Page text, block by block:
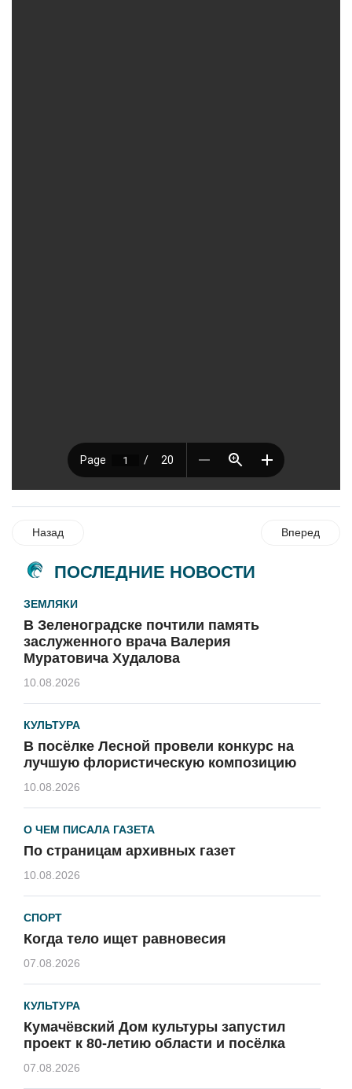
Назад Вперед
ПОСЛЕДНИЕ НОВОСТИ
ЗЕМЛЯКИ
В Зеленоградске почтили память
заслуженного врача Валерия
Муратовича Худалова
10.08.2026
КУЛЬТУРА
В посёлке Лесной провели конкурс на
лучшую флористическую композицию
10.08.2026
О ЧЕМ ПИСАЛА ГАЗЕТА
По страницам архивных газет
10.08.2026
СПОРТ
Когда тело ищет равновесия
07.08.2026
КУЛЬТУРА
Кумачёвский Дом культуры запустил
проект к 80-летию области и посёлка
07.08.2026